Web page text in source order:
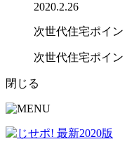
2020.2.26
次世代住宅ポイン
次世代住宅ポイン
閉じる